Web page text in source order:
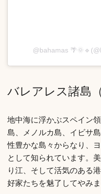
@bahamas
バレアレス諸島
地中海に浮かぶスペイン
島、メノルカ島、イビサ
性豊かな島々からなり、
として知られています。
り江、そして活気のある
好家たちを魅了してやみま